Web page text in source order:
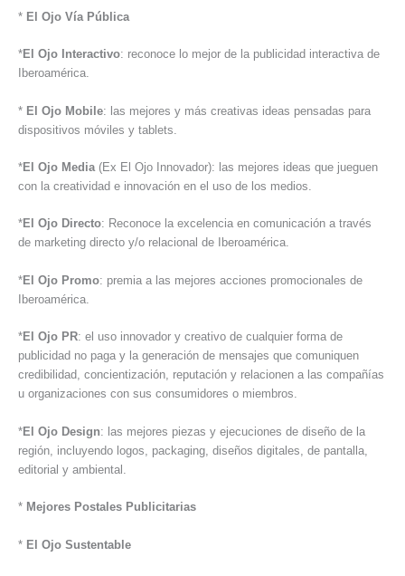
* El Ojo Vía Pública
*El Ojo Interactivo: reconoce lo mejor de la publicidad interactiva de
Iberoamérica.
* El Ojo Mobile: las mejores y más creativas ideas pensadas para
dispositivos móviles y tablets.
*El Ojo Media(Ex El Ojo Innovador): las mejores ideas que jueguen
con la creatividad e innovación en el uso de los medios.
*El Ojo Directo: Reconoce la excelencia en comunicación a través
de marketing directo y/o relacional de Iberoamérica.
*El Ojo Promo: premia a las mejores acciones promocionales de
Iberoamérica.
*El Ojo PR: el uso innovador y creativo de cualquier forma de
publicidad no paga y la generación de mensajes que comuniquen
credibilidad, concientización, reputación y relacionen a las compañías
u organizaciones con sus consumidores o miembros.
*El Ojo Design: las mejores piezas y ejecuciones de diseño de la
región, incluyendo logos, packaging, diseños digitales, de pantalla,
editorial y ambiental.
* Mejores Postales Publicitarias
* El Ojo Sustentable